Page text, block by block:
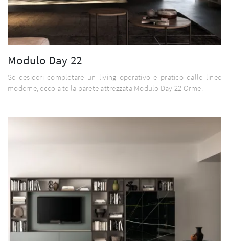
Modulo Day 22
Se desideri completare un living operativo e pratico dalle linee
moderne, ecco a te la parete attrezzata Modulo Day 22 Orme.